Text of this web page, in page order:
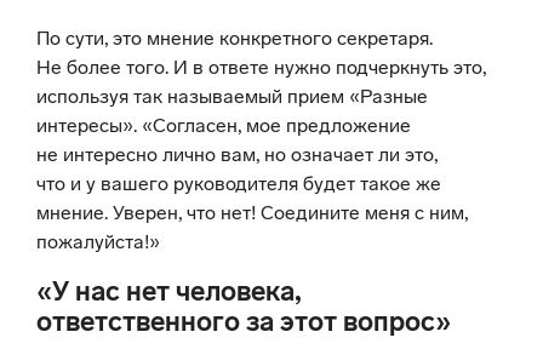
По сути, это мнение конкретного секретаря.
Не более того. И в ответе нужно подчеркнуть это,
используя так называемый прием «Разные
интересы». «Согласен, мое предложение
не интересно лично вам, но означает ли это,
что и у вашего руководителя будет такое же
мнение. Уверен, что нет! Соедините меня с ним,
пожалуйста!»
«У нас нет человека,
ответственного за этот вопрос»